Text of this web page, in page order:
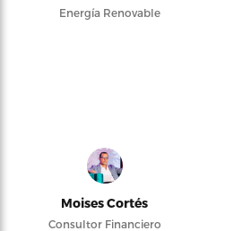
Energía Renovable
Moises Cortés
Consultor Financiero